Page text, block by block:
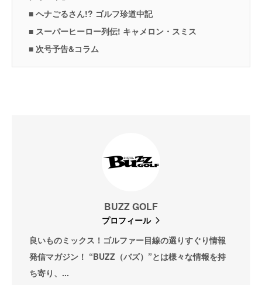
■ ヘナごるさん!? ゴルフ珍道中記
■ スーパーヒーロー列伝! キャメロン・スミス
■ 次号予告&コラム
BUZZ GOLF
プロフィール
良いものミックス！ゴルファー目線の選りすぐり情報
発信マガジン！ “BUZZ（バズ）”とは様々な情報を持
ち寄り、...